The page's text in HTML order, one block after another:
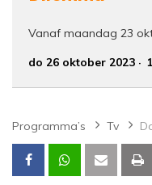
Vanaf maandag 23
do 26 oktober 2023
Programma’s Tv